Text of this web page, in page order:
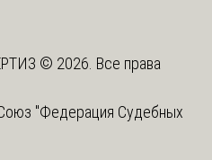
© 2026. Все права
"Федерация Судебных